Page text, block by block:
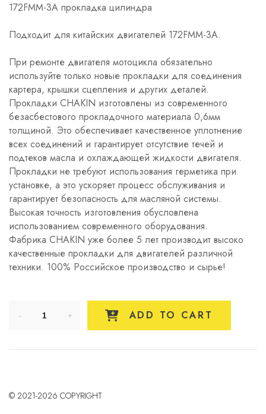
172FMM-3A прокладка цилиндра
Подходит для китайских двигателей 172FMM-3A.
При ремонте двигателя мотоцикла обязательно
используйте только новые прокладки для соединения
картера, крышки сцепления и других деталей.
Прокладки CHAKIN изготовлены из современного
безасбестового прокладочного материала 0,6мм
толщиной. Это обеспечивает качественное уплотнение
всех соединений и гарантирует отсутствие течей и
подтеков масла и охлаждающей жидкости двигателя.
Прокладки не требуют использования герметика при
установке, а это ускоряет процесс обслуживания и
гарантирует безопасность для масляной системы.
Высокая точность изготовления обусловлена
использованием современного оборудования.
Фабрика CHAKIN уже более 5 лет производит высоко
качественные прокладки для двигателей различной
техники. 100% Российское производство и сырье!
ADD TO CART
© 2021-2026 COPYRIGHT